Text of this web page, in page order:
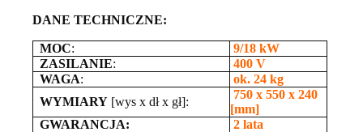
DANE TECHNICZNE:
MOC: 9/18 kW
ZASILANIE:
400 V
WAGA:
ok. 24 kg
WYMIARY [wys x dł x gł]:
750 x 550 x 240
[mm]
GWARANCJA:
2 lata